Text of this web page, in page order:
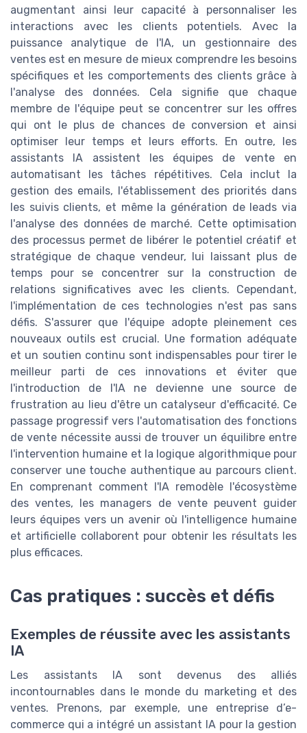
augmentant ainsi leur capacité à personnaliser les
interactions avec les clients potentiels. Avec la
puissance analytique de l'IA, un gestionnaire des
ventes est en mesure de mieux comprendre les besoins
spécifiques et les comportements des clients grâce à
l'analyse des données. Cela signifie que chaque
membre de l'équipe peut se concentrer sur les offres
qui ont le plus de chances de conversion et ainsi
optimiser leur temps et leurs efforts. En outre, les
assistants IA assistent les équipes de vente en
automatisant les tâches répétitives. Cela inclut la
gestion des emails, l'établissement des priorités dans
les suivis clients, et même la génération de leads via
l'analyse des données de marché. Cette optimisation
des processus permet de libérer le potentiel créatif et
stratégique de chaque vendeur, lui laissant plus de
temps pour se concentrer sur la construction de
relations significatives avec les clients. Cependant,
l'implémentation de ces technologies n'est pas sans
défis. S'assurer que l'équipe adopte pleinement ces
nouveaux outils est crucial. Une formation adéquate
et un soutien continu sont indispensables pour tirer le
meilleur parti de ces innovations et éviter que
l'introduction de l'IA ne devienne une source de
frustration au lieu d'être un catalyseur d'efficacité. Ce
passage progressif vers l'automatisation des fonctions
de vente nécessite aussi de trouver un équilibre entre
l'intervention humaine et la logique algorithmique pour
conserver une touche authentique au parcours client.
En comprenant comment l'IA remodèle l'écosystème
des ventes, les managers de vente peuvent guider
leurs équipes vers un avenir où l'intelligence humaine
et artificielle collaborent pour obtenir les résultats les
plus efficaces.
Cas pratiques : succès et défis
Exemples de réussite avec les assistants
IA
Les assistants IA sont devenus des alliés
incontournables dans le monde du marketing et des
ventes. Prenons, par exemple, une entreprise d’e-
commerce qui a intégré un assistant IA pour la gestion